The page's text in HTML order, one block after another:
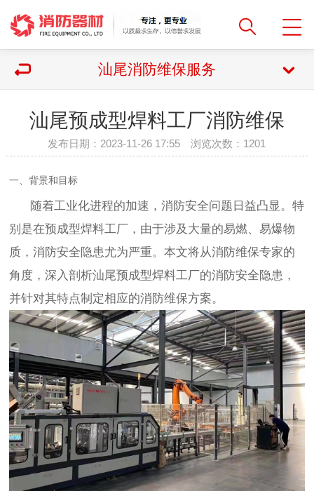
汕尾消防维保服务
汕尾预成型焊料工厂消防维保
发布日期：2023-11-26 17:55 浏览次数： 1201
一、背景和目标
随着工业化进程的加速，消防安全问题日益凸显。特
别是在预成型焊料工厂，由于涉及大量的易燃、易爆物
质，消防安全隐患尤为严重。本文将从消防维保专家的
角度，深入剖析汕尾预成型焊料工厂的消防安全隐患，
并针对其特点制定相应的消防维保方案。